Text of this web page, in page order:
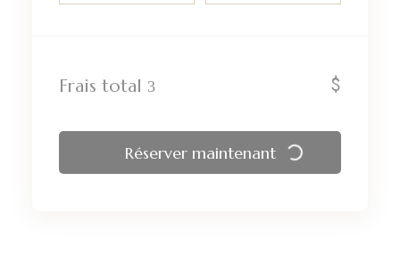
Frais total $
Réserver maintenant